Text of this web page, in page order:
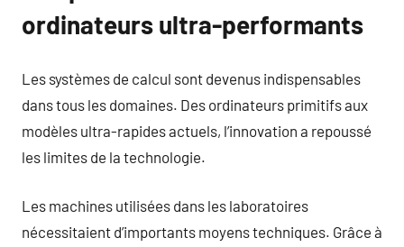
ordinateurs ultra-performants
Les systèmes de calcul sont devenus indispensables
dans tous les domaines. Des ordinateurs primitifs aux
modèles ultra-rapides actuels, l’innovation a repoussé
les limites de la technologie.
Les machines utilisées dans les laboratoires
nécessitaient d’importants moyens techniques. Grâce à